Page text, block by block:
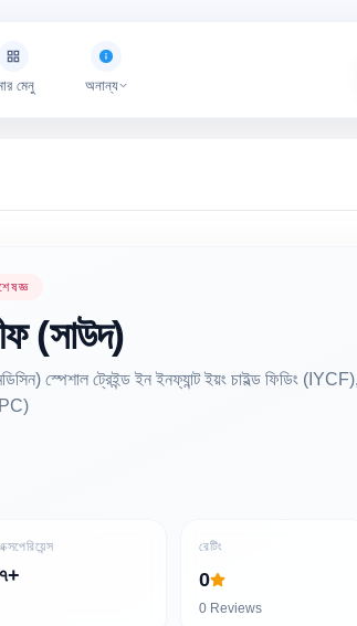
মেনু অনান্য
(সাউদ)
স্পেশাল ট্রেইন্ড ইন ইনফ্যান্ট ইয়ং চাইল্ড ফিডিং
৭+
রেটিং
0
0 Reviews